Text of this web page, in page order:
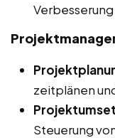
zeitplänen
Steuerung